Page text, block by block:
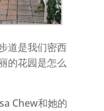
道是我们密西
的花园是怎么
Chew和她的